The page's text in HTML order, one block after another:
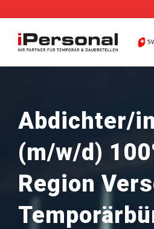
content
Abdichter/
(m/w/d)
Region